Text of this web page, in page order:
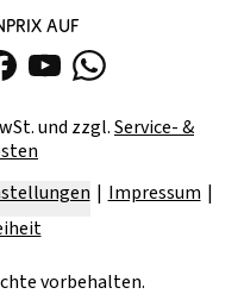
AUF
und zzgl.Service- &
Impressum
vorbehalten.